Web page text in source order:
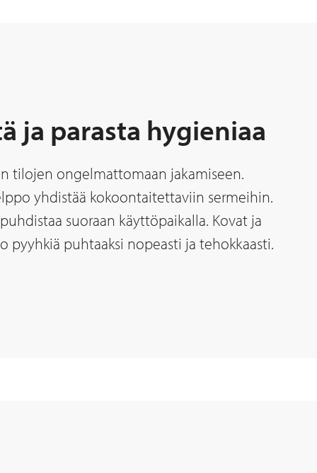
ja parasta hygieniaa
tilojen ongelmattomaan jakamiseen.
yhdistää kokoontaitettaviin sermeihin.
suoraan käyttöpaikalla. Kovat ja
pyyhkiä puhtaaksi nopeasti ja tehokkaasti.